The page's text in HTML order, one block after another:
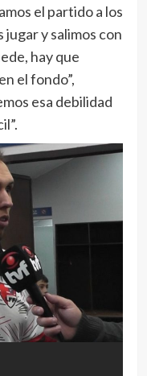
el partido a los
y salimos con
hay que
el fondo”,
esa debilidad